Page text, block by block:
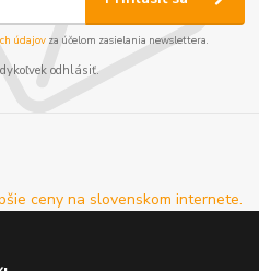
údajov za účelom zasielania newslettera.
odhlásiť.